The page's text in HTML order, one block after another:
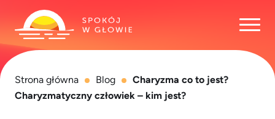
Strona główna Blog
Charyzma co to jest?
Charyzmatyczny człowiek – kim jest?